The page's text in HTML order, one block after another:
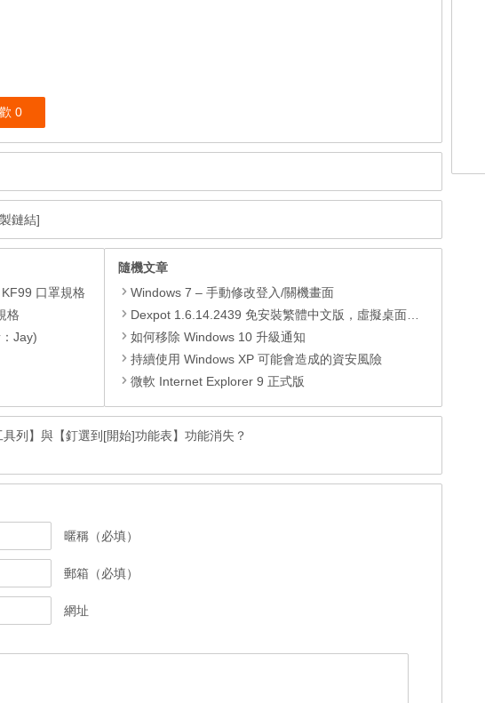
0
鏈結]
口罩規格
格
Jay)
隨機文章
Windows 7 – 手動修改登入/關機畫面
Dexpot 1.6.14.2439 免安裝繁體中文版，虛擬桌面軟體
如何移除 Windows 10 升級通知
持續使用 Windows XP 可能會造成的資安風險
微軟 Internet Explorer 9 正式版
列】與【釘選到[開始]功能表】功能消失？
暱稱（必填）
郵箱（必填）
網址